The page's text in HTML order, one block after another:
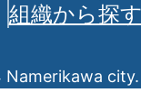
組織から探